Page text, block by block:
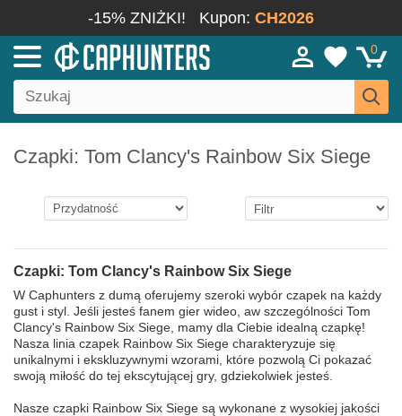
-15% ZNIŻKI! Kupon: CH2026
0
Czapki: Tom Clancy's Rainbow Six Siege
Czapki: Tom Clancy's Rainbow Six Siege
W Caphunters z dumą oferujemy szeroki wybór czapek na każdy
gust i styl. Jeśli jesteś fanem gier wideo, aw szczególności Tom
Clancy's Rainbow Six Siege, mamy dla Ciebie idealną czapkę!
Nasza linia czapek Rainbow Six Siege charakteryzuje się
unikalnymi i ekskluzywnymi wzorami, które pozwolą Ci pokazać
swoją miłość do tej ekscytującej gry, gdziekolwiek jesteś.
Nasze czapki Rainbow Six Siege są wykonane z wysokiej jakości